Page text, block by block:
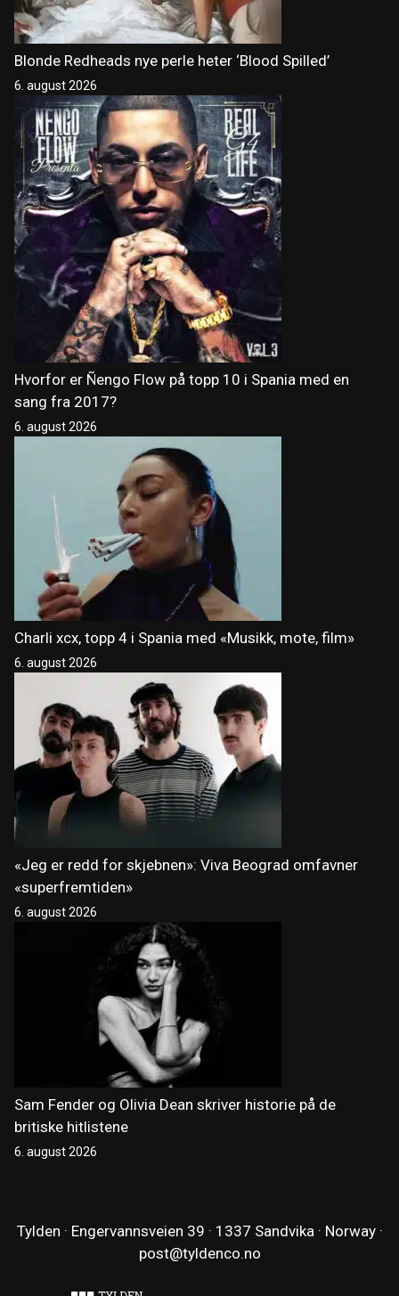
Blonde Redheads nye perle heter ‘Blood Spilled’
6. august 2026
Hvorfor er Ñengo Flow på topp 10 i Spania med en
sang fra 2017?
6. august 2026
Charli xcx, topp 4 i Spania med «Musikk, mote, film»
6. august 2026
«Jeg er redd for skjebnen»: Viva Beograd omfavner
«superfremtiden»
6. august 2026
Sam Fender og Olivia Dean skriver historie på de
britiske hitlistene
6. august 2026
Tylden · Engervannsveien 39 · 1337 Sandvika · Norway ·
post@tyldenco.no